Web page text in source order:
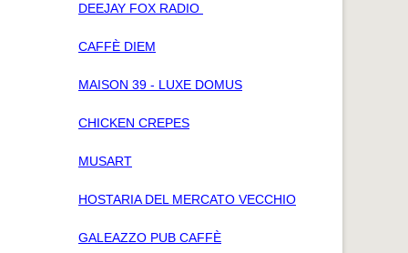
DEEJAY FOX RADIO
CAFFÈ DIEM
MAISON 39 - LUXE DOMUS
CHICKEN CREPES
MUSART
HOSTARIA DEL MERCATO VECCHIO
GALEAZZO PUB CAFFÈ